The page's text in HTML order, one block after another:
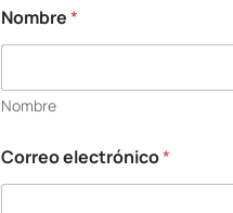
Nombre*
Nombre
Correo electrónico*